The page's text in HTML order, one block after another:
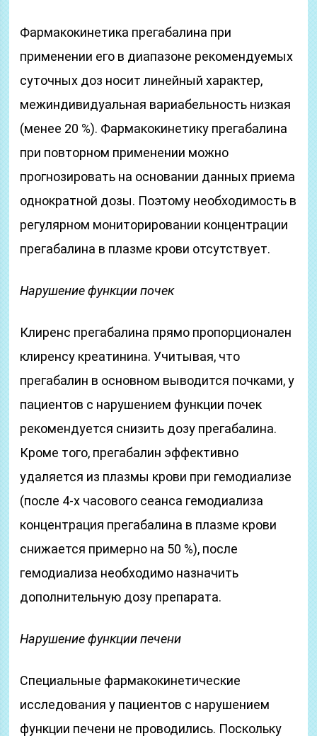
Фармакокинетика прегабалина при
применении его в диапазоне рекомендуемых
суточных доз носит линейный характер,
межиндивидуальная вариабельность низкая
(менее 20 %). Фармакокинетику прегабалина
при повторном применении можно
прогнозировать на основании данных приема
однократной дозы. Поэтому необходимость в
регулярном мониторировании концентрации
прегабалина в плазме крови отсутствует.
Нарушение функции почек
Клиренс прегабалина прямо пропорционален
клиренсу креатинина. Учитывая, что
прегабалин в основном выводится почками, у
пациентов с нарушением функции почек
рекомендуется снизить дозу прегабалина.
Кроме того, прегабалин эффективно
удаляется из плазмы крови при гемодиализе
(после 4-х часового сеанса гемодиализа
концентрация прегабалина в плазме крови
снижается примерно на 50 %), после
гемодиализа необходимо назначить
дополнительную дозу препарата.
Нарушение функции печени
Специальные фармакокинетические
исследования у пациентов с нарушением
функции печени не проводились. Поскольку